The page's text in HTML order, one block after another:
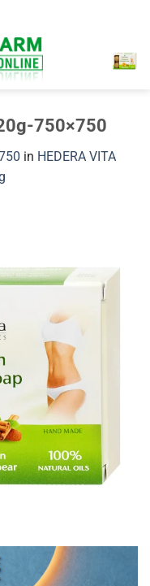
750×750
in HEDERA VITA